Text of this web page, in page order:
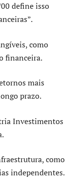
define isso
como
financeira.
mais
prazo.
Investimentos
como
independentes.